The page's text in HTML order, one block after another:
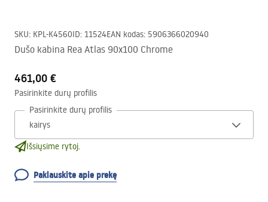
SKU: KPL-K4560ID: 11524EAN kodas: 5906366020940
Dušo kabina Rea Atlas 90x100 Chrome
461,00 €
Pasirinkite durų profilis
Pasirinkite durų profilis
Išsiųsime rytoj.
Paklauskite apie prekę